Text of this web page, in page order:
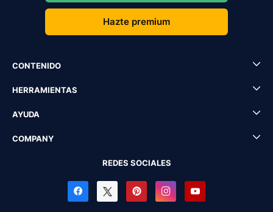
Hazte premium
CONTENIDO
HERRAMIENTAS
AYUDA
COMPANY
REDES SOCIALES